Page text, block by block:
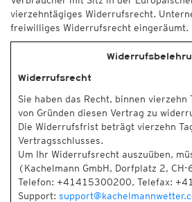
vierzehntägiges Widerrufsrecht.
freiwilliges Widerrufsrecht eingeräumt.
Widerrufsrecht
Sie haben das Recht, binnen vierzehn
von Gründen diesen Vertrag zu
Die Widerrufsfrist beträgt vierzehn
Vertragsschlusses.
Um Ihr Widerrufsrecht auszuüben,
(Kachelmann GmbH, Dorfplatz 2,
Telefon: +41415300200, Telefax:
Support: